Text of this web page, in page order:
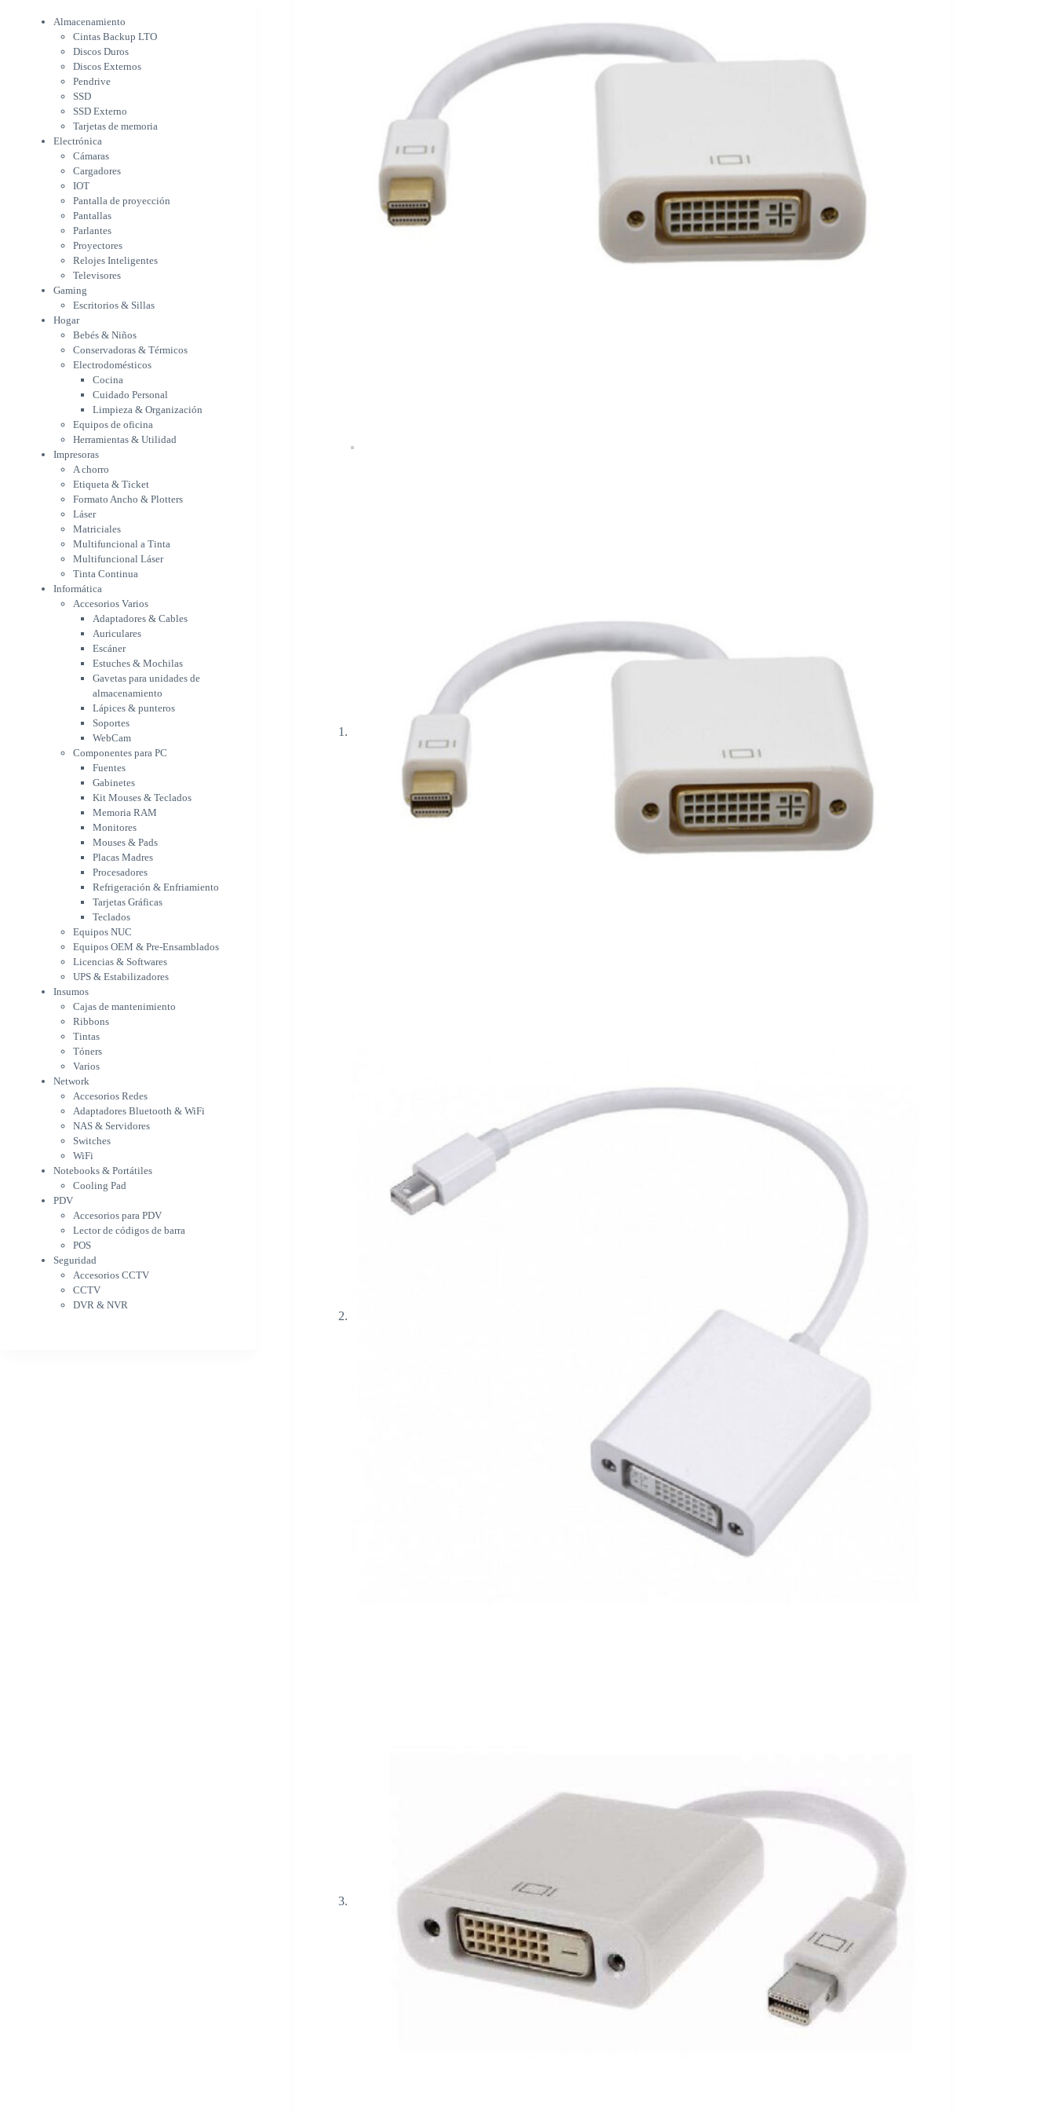
Cámaras
Cargadores
IOT
Pantalla de proyección
Pantallas
Parlantes
Proyectores
Relojes Inteligentes
Televisores
Gaming
Escritorios & Sillas
Hogar
Bebés & Niños
Conservadoras & Térmicos
Electrodomésticos
Cocina
Cuidado Personal
Equipos de oficina
Impresoras
A chorro
Etiqueta & Ticket
Formato Ancho & Plotters
Láser
Matriciales
Multifuncional a Tinta
Multifuncional Láser
Tinta Continua
Informática
Accesorios Varios
Adaptadores & Cables
Auriculares
Escáner
Estuches & Mochilas
Gavetas para unidades de
Lápices & punteros
Soportes
WebCam
Componentes para PC
Fuentes
Gabinetes
Kit Mouses & Teclados
Memoria RAM
Monitores
Mouses & Pads
Placas Madres
Procesadores
Refrigeración &
Enfriamiento
Tarjetas Gráficas
Teclados
Equipos NUC
Equipos OEM & Pre-
Ensamblados
Licencias & Softwares
UPS & Estabilizadores
Insumos
Cajas de mantenimiento
Ribbons
Tintas
Tóners
Varios
Network
Accesorios Redes
Adaptadores Bluetooth &
WiFi
NAS & Servidores
Switches
WiFi
Notebooks & Portátiles
Cargador para notebook
Cooling Pad
PDV
Accesorios para PDV
POS
Seguridad
Accesorios CCTV
CCTV
DVR & NVR
Sin categorizar
Almacenamiento
Cintas Backup LTO
Discos Duros
Discos Externos
Pendrive
SSD
SSD Externo
Tarjetas de memoria
Electrónica
Cámaras
Cargadores
IOT
Pantalla de proyección
Pantallas
Parlantes
Proyectores
Relojes Inteligentes
Televisores
Gaming
Escritorios & Sillas
Hogar
Bebés & Niños
Conservadoras & Térmicos
Electrodomésticos
Cocina
Cuidado Personal
Limpieza & Organización
Equipos de oficina
Herramientas & Utilidad
Impresoras
A chorro
Etiqueta & Ticket
Formato Ancho & Plotters
Láser
Matriciales
Multifuncional a Tinta
Multifuncional Láser
Tinta Continua
Informática
Accesorios Varios
Adaptadores & Cables
Auriculares
Escáner
Estuches & Mochilas
Gavetas para unidades de
almacenamiento
Lápices & punteros
Soportes
WebCam
Componentes para PC
Fuentes
Gabinetes
Kit Mouses & Teclados
Memoria RAM
Monitores
Mouses & Pads
Placas Madres
Procesadores
Refrigeración & Enfriamiento
Tarjetas Gráficas
Teclados
Equipos NUC
Equipos OEM & Pre-Ensamblados
Licencias & Softwares
UPS & Estabilizadores
Insumos
Cajas de mantenimiento
Ribbons
Tintas
Tóners
Varios
Network
Accesorios Redes
Adaptadores Bluetooth & WiFi
NAS & Servidores
Switches
WiFi
Notebooks & Portátiles
Cooling Pad
PDV
Accesorios para PDV
Lector de códigos de barra
POS
Seguridad
Accesorios CCTV
CCTV
DVR & NVR